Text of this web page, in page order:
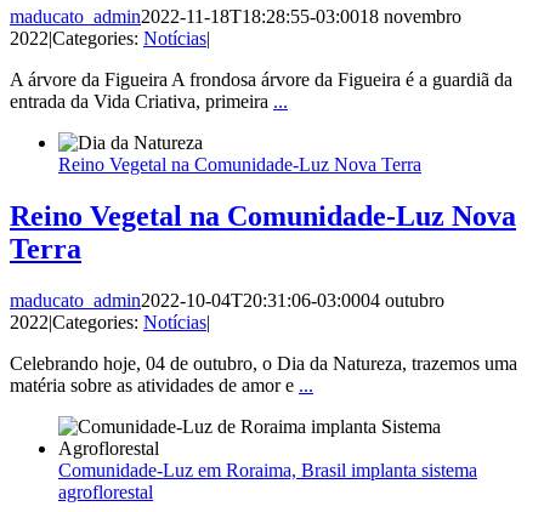
maducato_admin2022-11-18T18:28:55-03:0018 novembro
2022|Categories: Notícias|
A árvore da Figueira A frondosa árvore da Figueira é a guardiã da
entrada da Vida Criativa, primeira ...
Reino Vegetal na Comunidade-Luz Nova Terra
Reino Vegetal na Comunidade-Luz Nova
Terra
maducato_admin2022-10-04T20:31:06-03:0004 outubro
2022|Categories: Notícias|
Celebrando hoje, 04 de outubro, o Dia da Natureza, trazemos uma
matéria sobre as atividades de amor e ...
Comunidade-Luz em Roraima, Brasil implanta sistema
agroflorestal